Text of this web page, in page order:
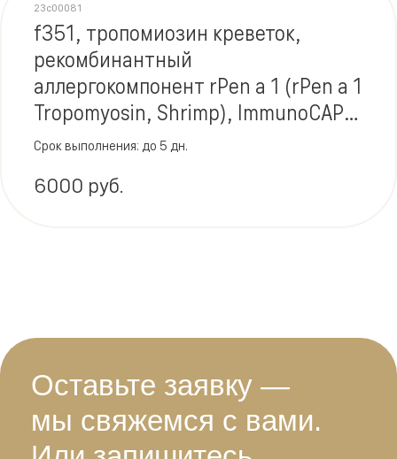
f351, тропомиозин креветок,
рекомбинантный
аллергокомпонент rPen a 1 (rPen a 1
Tropomyosin, Shrimp), ImmunoCAP
(Phadia AB)
23c00081
6000 руб.
Срок выполнения: до 5 дн.
Оставьте заявку —
мы свяжемся с вами.